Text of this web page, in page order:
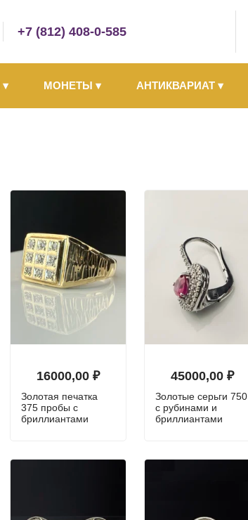
+7 (812) 408-0-585
▾ МОНЕТЫ ▾ АНТИКВАРИАТ ▾
16000,00 ₽
Золотая печатка
375 пробы с
бриллиантами
45000,00₽
Золотые серьги 750
с рубинами и
бриллиантами